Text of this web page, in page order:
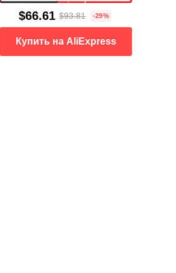
$66.61 $93.81 -29%
Купить на AliExpress